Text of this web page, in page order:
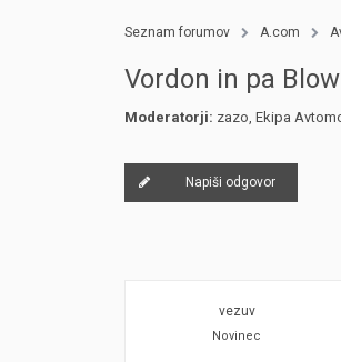
Seznam forumov A.com
Vordon in pa Blow
Moderatorji: zazo, Ekipa
Napiši odgovor
vezuv
Novinec